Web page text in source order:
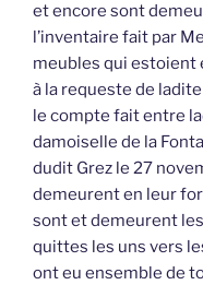
et encore sont
l’inventaire fait par
meubles qui estoient
à la requeste de
le compte fait entre
damoiselle de la
dudit Grez le 27
demeurent en leur
sont et demeurent
quittes les uns vers
ont eu ensemble de